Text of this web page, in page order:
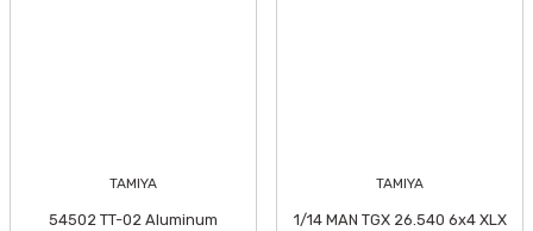
TAMIYA
54502 TT-02 Aluminum
TAMIYA
1/14 MAN TGX 26.540 6x4 XLX